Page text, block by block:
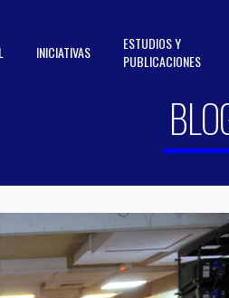
INICIATIVAS
ESTUDIOS Y
PUBLICACIONES